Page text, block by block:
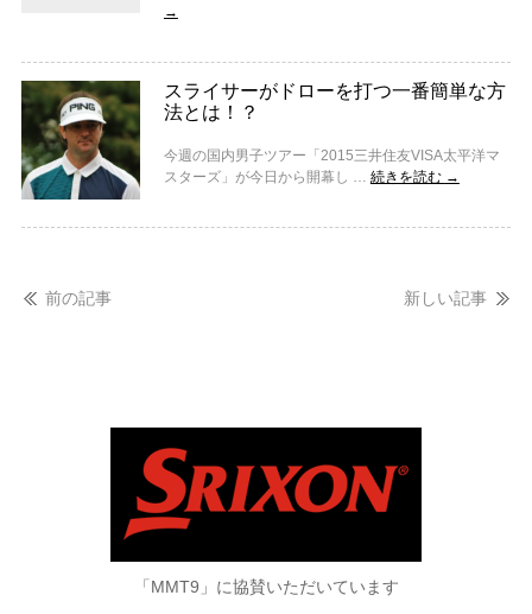
→
スライサーがドローを打つ一番簡単な方
法とは！？
今週の国内男子ツアー「2015三井住友VISA太平洋マ
スターズ」が今日から開幕し … 続きを読む →
前の記事 新しい記事
「MMT9」に協賛いただいています